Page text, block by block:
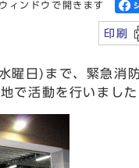
ィンドウで開きます
印刷
日)まで、緊急消
で活動を行いました